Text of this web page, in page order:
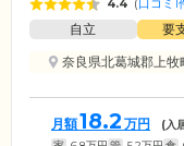
4.4 (口コミ1
自立 要
奈良県北葛城郡上
月額18.2 万円 (入